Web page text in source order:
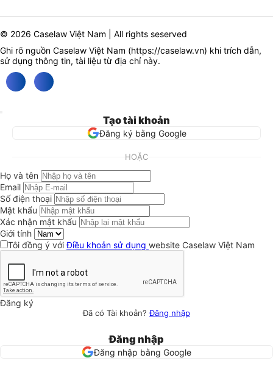
© 2026 Caselaw Việt Nam | All rights seserved
Ghi rõ nguồn Caselaw Việt Nam (https://caselaw.vn) khi trích dẫn,
sử dụng thông tin, tài liệu từ địa chỉ này.
Tạo tài khoản
Đăng ký bằng Google
HOẶC
Họ và tên
Email
Số điện thoại
Mật khẩu
Xác nhận mật khẩu
Giới tính
Tôi đồng ý vớiĐiều khoản sử dụng website Caselaw Việt Nam
Đăng ký
Đã có Tài khoản?Đăng nhập
Đăng nhập
Đăng nhập bằng Google